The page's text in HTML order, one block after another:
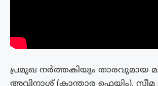
പ്രമുഖ നർത്തകിയും താരവുമായ